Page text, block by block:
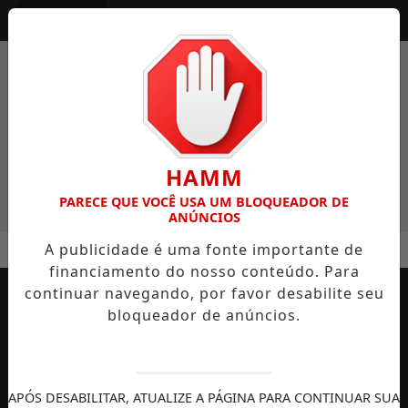
AUTOMOBILISMO
TEMPORADA DE
DIREITOS
HAMM
PARECE QUE VOCÊ USA UM BLOQUEADOR DE
ANÚNCIOS
A publicidade é uma fonte importante de
financiamento do nosso conteúdo. Para
continuar navegando, por favor desabilite seu
bloqueador de anúncios.
APÓS DESABILITAR, ATUALIZE A PÁGINA PARA CONTINUAR SUA